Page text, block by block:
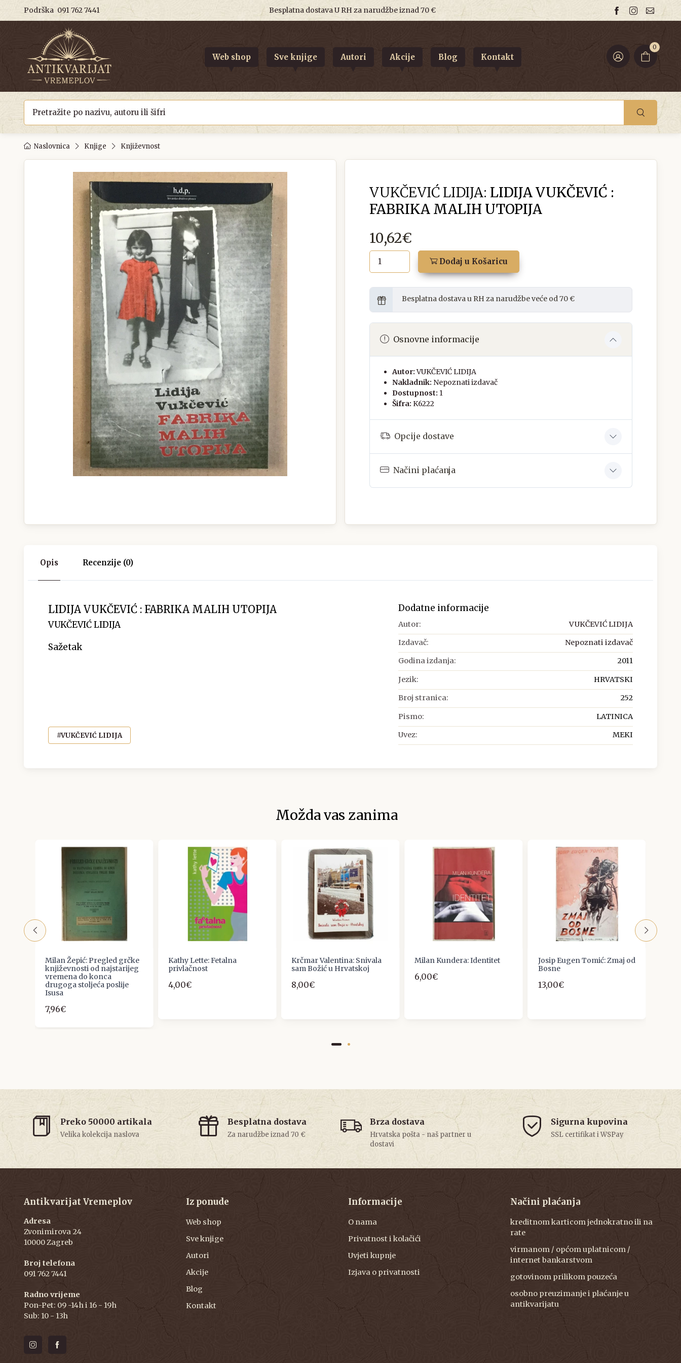
Podrška 091 762 7441 Besplatna dostava U RH za narudžbe iznad 70 €
0
Web shop Sve knjige Autori Akcije Blog Kontakt
Naslovnica Knjige Književnost
VUKČEVIĆ LIDIJA: LIDIJA VUKČEVIĆ :
FABRIKA MALIH UTOPIJA
10,62€
Dodaj u Košaricu
Besplatna dostava u RH za narudžbe veće od 70 €
Osnovne informacije
Autor: VUKČEVIĆ LIDIJA
Nakladnik: Nepoznati izdavač
Dostupnost: 1
Šifra: K6222
Opcije dostave
Načini plaćanja
Opis Recenzije (0)
LIDIJA VUKČEVIĆ : FABRIKA MALIH UTOPIJA
VUKČEVIĆ LIDIJA
Sažetak
#VUKČEVIĆ LIDIJA
Dodatne informacije
Autor: VUKČEVIĆ LIDIJA
Izdavač: Nepoznati izdavač
Godina izdanja: 2011
Jezik: HRVATSKI
Broj stranica: 252
Pismo: LATINICA
Uvez: MEKI
Možda vas zanima
Milan Žepić: Pregled grčke
književnosti od najstarijeg
vremena do konca
drugoga stoljeća poslije
Isusa
7,96€
Kathy Lette: Fetalna
privlačnost
4,00€
Krčmar Valentina: Snivala
sam Božić u Hrvatskoj
8,00€
Milan Kundera: Identitet
6,00€
Josip Eugen Tomić: Zmaj od
Bosne
13,00€
Preko 50000 artikala
Velika kolekcija naslova
Besplatna dostava
Za narudžbe iznad 70 €
Brza dostava
Hrvatska pošta - naš partner u
dostavi
Sigurna kupovina
SSL certifikat i WSPay
Antikvarijat Vremeplov
Adresa
Zvonimirova 24
10000 Zagreb
Broj telefona
091 762 7441
Radno vrijeme
Pon-Pet: 09 -14h i 16 - 19h
Sub: 10 - 13h
Iz ponude
Web shop
Sve knjige
Autori
Akcije
Blog
Kontakt
Informacije
O nama
Privatnost i kolačići
Uvjeti kupnje
Izjava o privatnosti
Načini plaćanja
kreditnom karticom jednokratno ili na
rate
virmanom / općom uplatnicom /
internet bankarstvom
gotovinom prilikom pouzeća
osobno preuzimanje i plaćanje u
antikvarijatu